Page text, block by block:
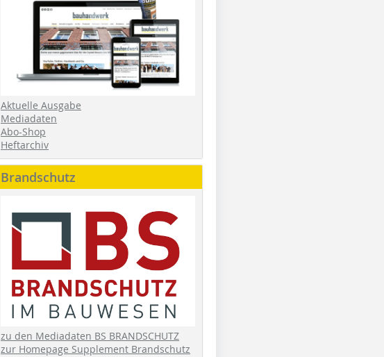
Aktuelle Ausgabe
Mediadaten
Abo-Shop
Heftarchiv
Brandschutz
zu den Mediadaten BS BRANDSCHUTZ
zur Homepage Supplement Brandschutz